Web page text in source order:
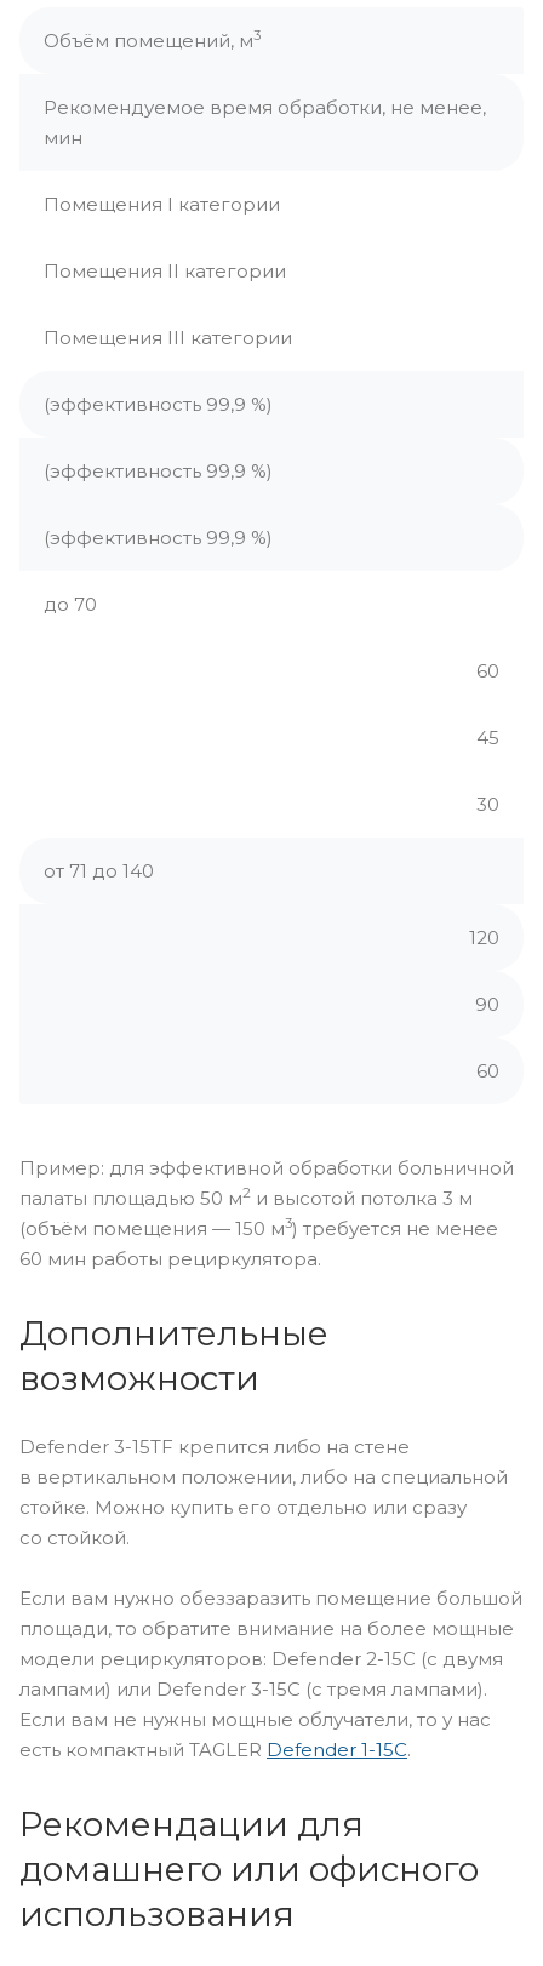
Объём помещений, м3
Рекомендуемое время обработки, не менее,
мин
Помещения I категории
Помещения II категории
Помещения III категории
(эффективность 99,9 %)
(эффективность 99,9 %)
(эффективность 99,9 %)
до 70
60
45
30
от 71 до 140
120
90
60
Пример: для эффективной обработки больничной
палаты площадью 50 м2 и высотой потолка 3 м
(объём помещения — 150 м3) требуется не менее
60 мин работы рециркулятора.
Дополнительные
возможности
Defender 3-15TF крепится либо на стене
в вертикальном положении, либо на специальной
стойке. Можно купить его отдельно или сразу
со стойкой.
Если вам нужно обеззаразить помещение большой
площади, то обратите внимание на более мощные
модели рециркуляторов: Defender 2-15С (с двумя
лампами) или Defender 3-15С (с тремя лампами).
Если вам не нужны мощные облучатели, то у нас
есть компактный TAGLER Defender 1-15С.
Рекомендации для
домашнего или офисного
использования